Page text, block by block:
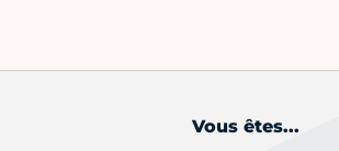
Vous êtes...